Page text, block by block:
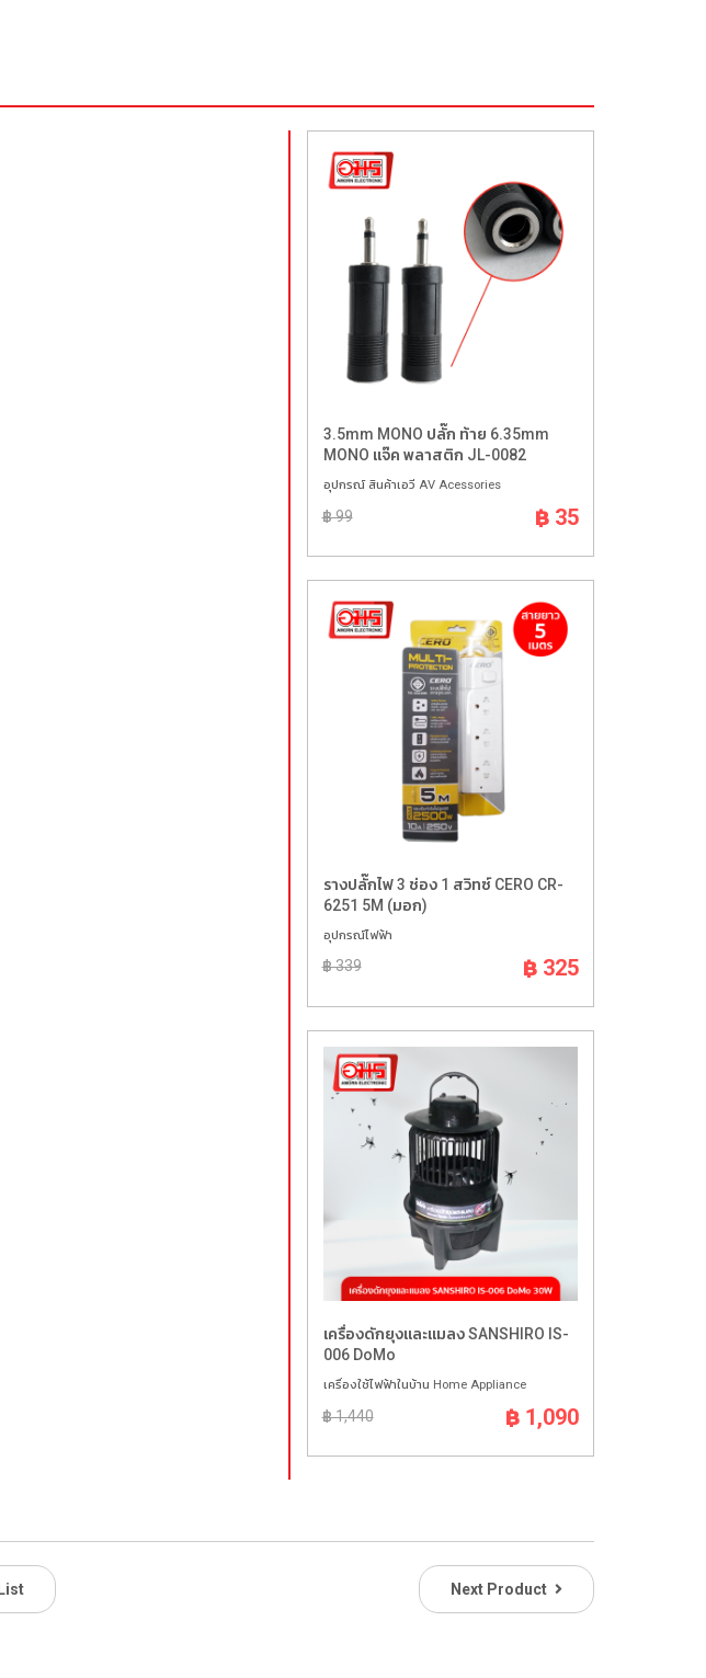
3.5mm MONO ปลั๊ก ท้าย 6.35mm
MONO แจ๊ค พลาสติก JL-0082
อุปกรณ์ สินค้าเอวี AV Acessories
฿ 99 ฿ 35
รางปลั๊กไฟ 3 ช่อง 1 สวิทซ์ CERO CR-
6251 5M (มอก)
อุปกรณ์ไฟฟ้า
฿ 339 ฿ 325
เครื่องดักยุงและแมลง SANSHIRO IS-
006 DoMo
เครื่องใช้ไฟฟ้าในบ้าน Home Appliance
฿ 1,440 ฿ 1,090
Next Product